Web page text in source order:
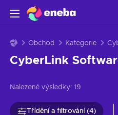
Obchod Kategorie
CyberLink
Nalezené výsledky: 19
Třídění a filtrování (4)